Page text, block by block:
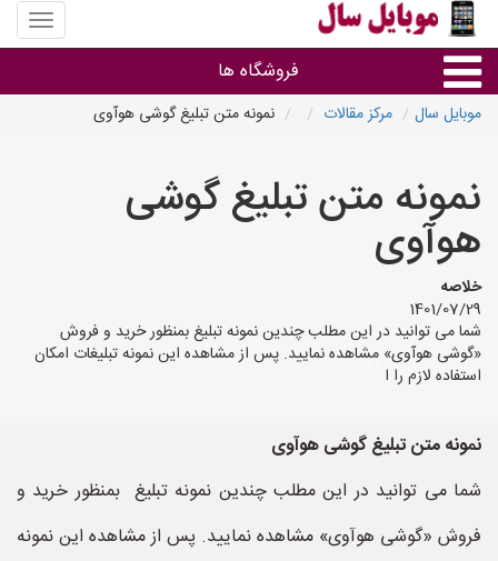
منوی
سایت
سال
فروشگاه ها
سایر گروه ها
موبایل سال مرکز مقالات نمونه متن تبلیغ گوشی هوآوی
نمونه متن تبلیغ گوشی
هوآوی
خلاصه
1401/07/29
شما می توانید در این مطلب چندین نمونه تبلیغ بمنظور خرید و فروش
«گوشی هوآوی» مشاهده نمایید. پس از مشاهده این نمونه تبلیغات امکان
استفاده لازم را ا
نمونه متن تبلیغ گوشی هوآوی
شما می توانید در این مطلب چندین نمونه تبلیغ بمنظور خرید و
فروش «گوشی هوآوی» مشاهده نمایید. پس از مشاهده این نمونه